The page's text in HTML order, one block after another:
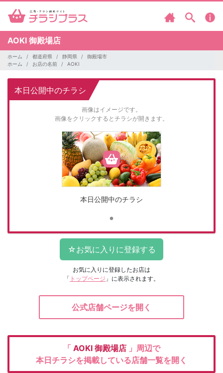
AOKI 御殿場店
ホーム 都道府県 静岡県
御殿場市
ホーム
お店の名前 AOKI
本日公開中のチラシ
画像はイメージです。
画像をクリックするとチラシが開きます。
本日公開中のチラシ
お気に入りに登録したお店は
「 トップページ 」に表示されます。
公式店舗ページを開く
「 AOKI 御殿場店 」周辺で
本日チラシを掲載している店舗一覧を開く